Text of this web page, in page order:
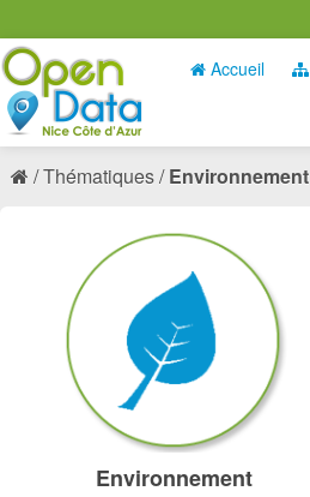
Accueil
Thématiques Environnement
Environnement